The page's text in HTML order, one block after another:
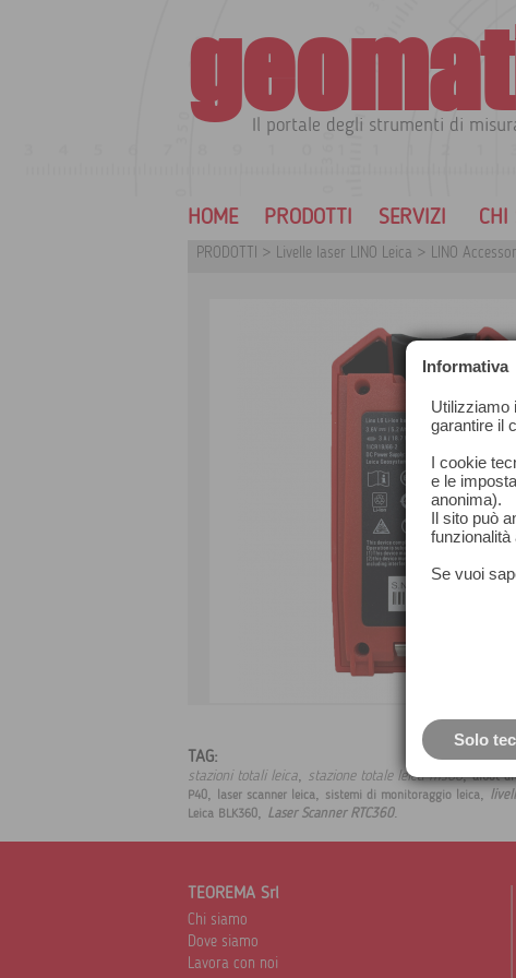
Il portale degli strumenti di
HOME PRODOTTI SERVIZI CHI
PRODOTTI > Livelle laser LINO Leica > LINO
TAG:
stazioni totali leica, stazione totale leica ms60,aibot
P40, laser scanner leica, sistemi di monitoraggio leica,
Leica BLK360, Laser Scanner RTC360.
TEOREMA Srl
Chi siamo
Dove siamo
Lavora con noi
Informativa
Utilizziamo
garantire il
I cookie
e le
anonima).
Il sito può
funzionalità
Se vuoi
Solo